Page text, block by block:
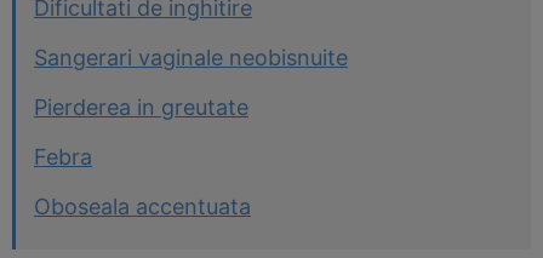
Dificultati de inghitire
Sangerari vaginale neobisnuite
Pierderea in greutate
Febra
Oboseala accentuata